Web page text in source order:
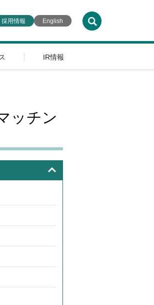
採用情報 English
IR情報
ッチン